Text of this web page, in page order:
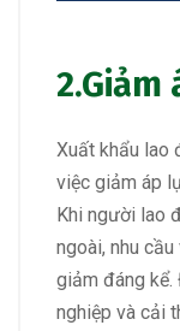
Xuất khẩu lao
việc giảm áp
Khi người lao
ngoài, nhu
giảm đáng
nghiệp và cải